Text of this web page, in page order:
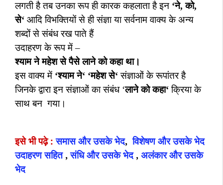
लगती है तब उनका रूप ही कारक कहलाता है इन ‘ने,को,
से‘ आदि विभक्तियों से ही संज्ञा या सर्वनाम वाक्य के अन्य
शब्दों से संबंध रख पाते हैं
उदाहरण के रूप में –
श्याम ने महेश से पैसे लाने को कहा था।
इस वाक्य में ‘श्याम ने‘ ‘महेश से‘संज्ञाओं के रूपांतर है
जिनके द्वारा इन संज्ञाओं का संबंध ‘लाने को कहा‘ क्रिया के
साथ बन गया।
इसे भी पढ़े : समास और उसके भेद, विशेषण और उसके भेद
उदाहरण सहित ,संधि और उसके भेद , अलंकार और उसके
भेद